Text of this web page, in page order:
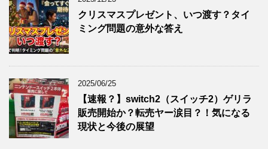
クリスマスプレゼント、いつ渡す？タイ
ミング問題の意外な答え
2025/06/25
【速報？】switch2（スイッチ2）ゲリラ
販売開始か？転売ヤー涙目？！気になる
現状と今後の展望